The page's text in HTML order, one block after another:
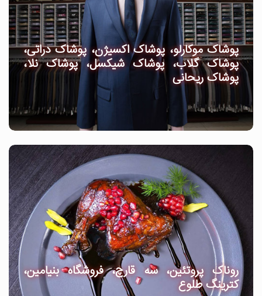
پوشاک موکارلو، پوشاک اکسیژن، پوشاک دراتی،
پوشاک گلاب، پوشاک شیکسل، پوشاک نلا،
پوشاک ریحانی
روناک پروتئین، سه قارچ، فروشگاه بنیامین،
کترینگ طلوع